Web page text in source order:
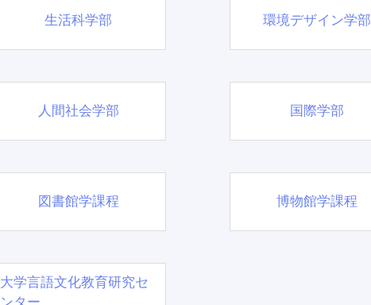
生活科学部 環境デザイン学部
人間社会学部 国際学部
図書館学課程 博物館学課程
大学言語文化教育研究セ